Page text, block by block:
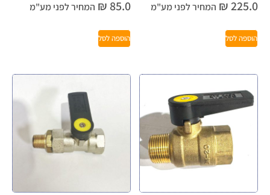
₪225.0 המחיר לפני מע"מ
הוספה לסל
₪85.0 המחיר לפני מע"מ
הוספה לסל